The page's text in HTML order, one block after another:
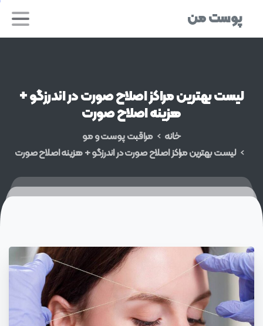
پوست من
لیستبهترینمراکزاصلاحصورتدراندرزگو+
هزینهاصلاحصورت
خانه
مراقبت پوست و مو
لیست بهترین مراکز اصلاح صورت در اندرزگو + هزینه اصلاح صورت